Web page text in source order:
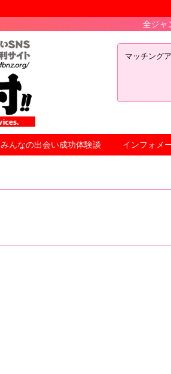
全ジャンル出会い
マッチング
みんなの出会い成功体験談 インフォメ